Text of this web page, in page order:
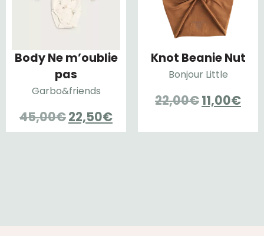
Body Ne m’oublie
pas
Garbo&friends
45,00€Le
prix
22,50€Le
prix
Knot Beanie Nut
Bonjour Little
22,00€Le
initial
11,00€Le